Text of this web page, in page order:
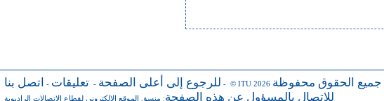
للرجوع إلى أعلى الصفحة - تعليقات - اتصل بنا - © ITU 2026 جميع الحقوق محفوظة
للاتصال بالمسؤول عن هذه الصفحة: منسق الموقع الإلكتروني لقطاع الاتصالات الراديوية